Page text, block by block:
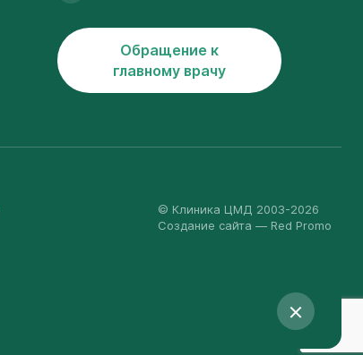
Обращение к
главному врачу
© Клиника ЦМД 2003-2026
Создание сайта — Red Promo